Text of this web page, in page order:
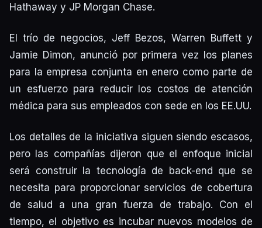
Hathaway y JP Morgan Chase.
El trío de negocios, Jeff Bezos, Warren Buffett y
Jamie Dimon, anunció por primera vez los planes
para la empresa conjunta en enero como parte de
un esfuerzo para reducir los costos de atención
médica para sus empleados con sede en los EE.UU.
Los detalles de la iniciativa siguen siendo escasos,
pero las compañías dijeron que el enfoque inicial
será construir la tecnología de back-end que se
necesita para proporcionar servicios de cobertura
de salud a una gran fuerza de trabajo. Con el
tiempo, el objetivo es incubar nuevos modelos de